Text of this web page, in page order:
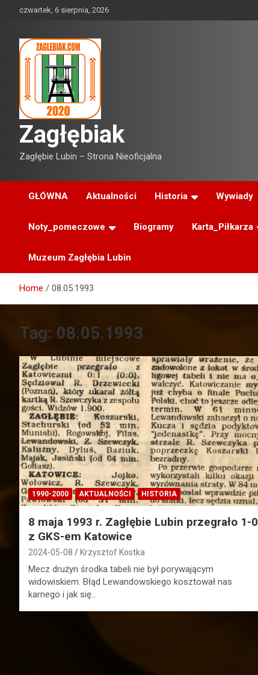
czwartek, 6 sierpnia, 2026
Zagłębiak
Zagłębie Lubin – Strona Nieoficjalna
GŁÓWNA Aktualności Historia Wywiady
Noty_pomeczowe Biogramy Karta_Piłkarza
Muzeum Zagłębia Lubin
Home 08.05.1993
Tag: 08.05.1993
1990-2000 AKTUALNOŚCI HISTORIA
8 maja 1993 r. Zagłębie Lubin przegrało 1-0
z GKS-em Katowice
2024-05-08 Krzysztof Kostka
Mecz drużyn środka tabeli nie był porywającym
widowiskiem. Błąd Lewandowskiego kosztował nas
karnego i jak się…